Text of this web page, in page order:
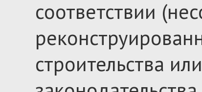
соответствии
строительства